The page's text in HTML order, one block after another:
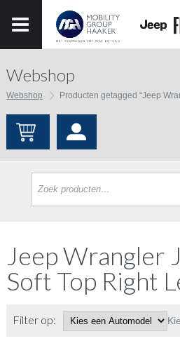
Webshop
Webshop Producten getagged “Jeep
Jeep Wrangler
Soft Top Right
Filter op: